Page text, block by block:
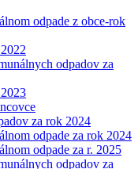
odpade z obce-rok
odpadov za
za rok 2024
odpade za rok 2024
odpade za r. 2025
odpadov za